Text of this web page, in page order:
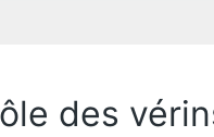
des